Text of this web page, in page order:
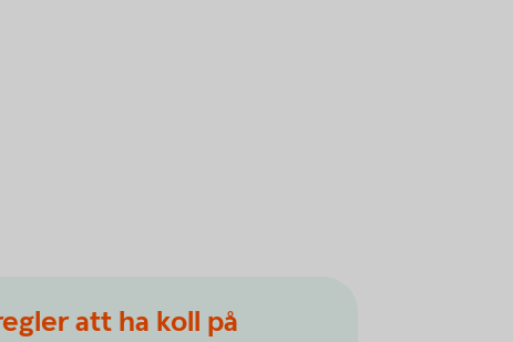
att ha koll på